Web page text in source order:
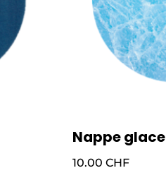
Nappe glace
10.00 CHF